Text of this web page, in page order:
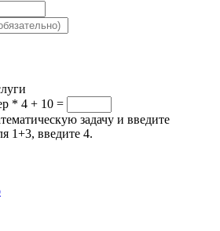
* 4 + 10 =
задачу и введите
1+3, введите 4.